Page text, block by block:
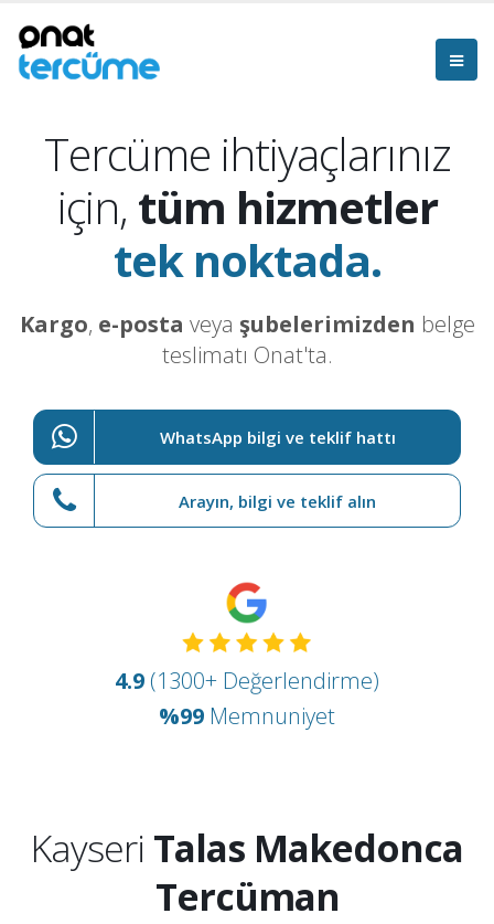
Tercüme ihtiyaçlarınız
için, tüm hizmetler
tek noktada.
Kargo, e-posta veya şubelerimizden belge
teslimatı Onat'ta.
WhatsApp bilgi ve teklif hattı
Arayın, bilgi ve teklif alın
4.9 (1300+ Değerlendirme)
%99 Memnuniyet
Kayseri Talas Makedonca
Tercüman